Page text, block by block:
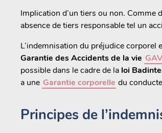
Implication d’un tiers ou non. Comme
absence de tiers responsable tel un
L’indemnisation du préjudice corporel
Garantie des Accidents de la vie GAV
possible dans le cadre de la loi
a une Garantie corporelle du
Principes de